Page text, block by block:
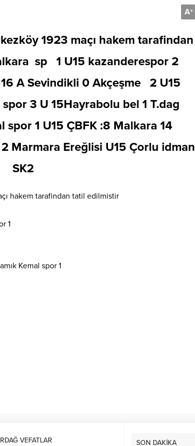
A+
1923 maçı hakem tarafindan
sp 1 U15 kazanderespor 2
A Sevindikli 0 Akçeşme 2 U15
3 U 15Hayrabolu bel 1 T.dag
spor 1 U15 ÇBFK :8 Malkara 14
Marmara Ereğlisi U15 Çorlu idman
SK2
hakem tarafindan tatil edilmistir
1
Kemal spor 1
VEFATLAR SON DAKİKA